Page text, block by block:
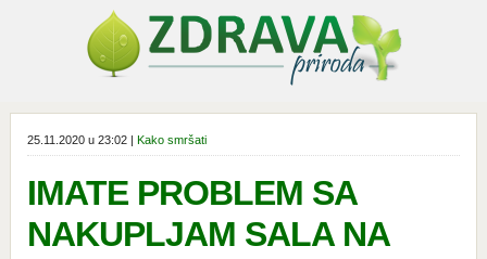
25.11.2020 u 23:02 | Kako smršati
IMATE PROBLEM SA
NAKUPLJAM SALA NA